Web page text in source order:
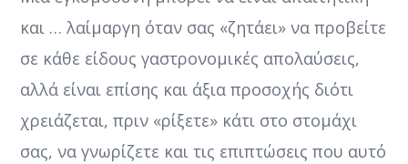
και … λαίμαργη όταν σας «ζητάει» να προβείτε
σε κάθε είδους γαστρονομικές απολαύσεις,
αλλά είναι επίσης και άξια προσοχής διότι
χρειάζεται, πριν «ρίξετε» κάτι στο στομάχι
σας, να γνωρίζετε και τις επιπτώσεις που αυτό